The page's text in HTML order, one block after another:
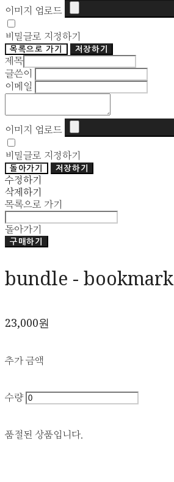
이미지 업로드
비밀글로 지정하기
목록으로 가기 저장하기
제목
글쓴이
이메일
이미지 업로드
비밀글로 지정하기
돌아가기 저장하기
수정하기
삭제하기
목록으로 가기
돌아가기
구매하기
bundle - bookmark
23,000원
추가 금액
수량
품절된 상품입니다.